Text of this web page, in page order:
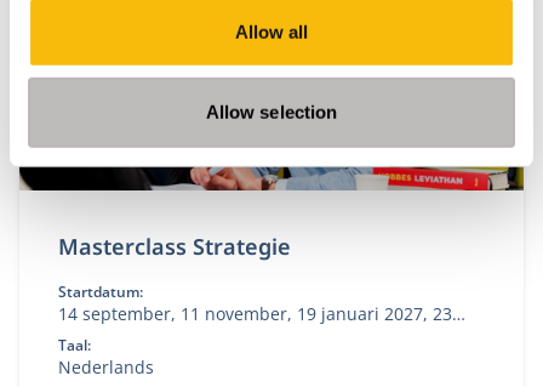
Allow all
Allow selection
Masterclass Strategie
Startdatum:
14 september, 11 november, 19 januari 2027, 23
maart 2027, 12 mei 2027
Taal:
Nederlands